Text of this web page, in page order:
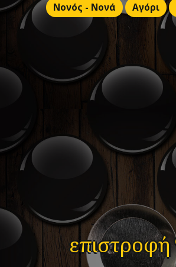
Νονός - Νονά Αγόρι
επιστροφή